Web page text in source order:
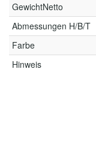
GewichtNetto
Abmessungen H/B/T
Farbe
Hinweis